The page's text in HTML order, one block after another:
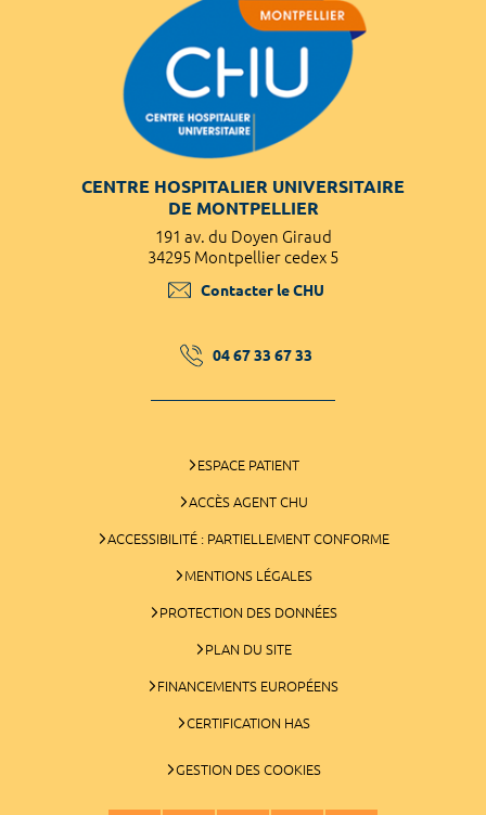
CENTRE HOSPITALIER UNIVERSITAIRE
DE MONTPELLIER
191 av. du Doyen Giraud
34295 Montpellier cedex 5
Contacter le CHU
04 67 33 67 33
ESPACE PATIENT
ACCÈS AGENT CHU
ACCESSIBILITÉ : PARTIELLEMENT CONFORME
MENTIONS LÉGALES
PROTECTION DES DONNÉES
PLAN DU SITE
FINANCEMENTS EUROPÉENS
CERTIFICATION HAS
GESTION DES COOKIES